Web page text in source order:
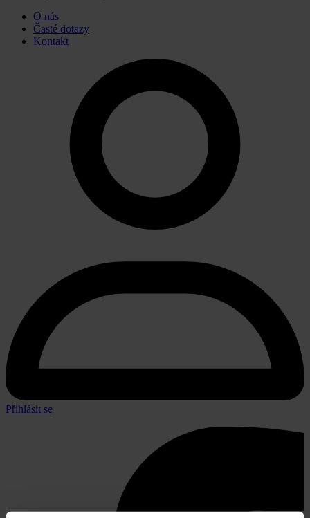
O nás
Časté dotazy
Kontakt
Přihlásit se